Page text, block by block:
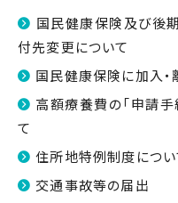
国民健康保険及び後
付先変更について
国民健康保険に加入・
高額療養費の「申請手
て
住所地特例制度につい
交通事故等の届出